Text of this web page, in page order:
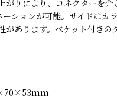
がりにより、コネクターを介
ーションが可能。サイドはカ
があります。ベケット付きの